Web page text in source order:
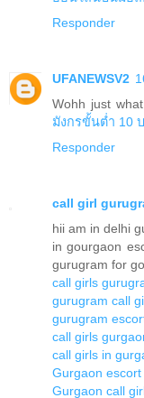
Responder
UFANEWSV2
Wohh just
มังกรขั้นต่ำ 10
Responder
call girl
hii am in delhi
in gourgaon
gurugram for
call girls
gurugram call
gurugram
call girls
call girls in
Gurgaon
Gurgaon call